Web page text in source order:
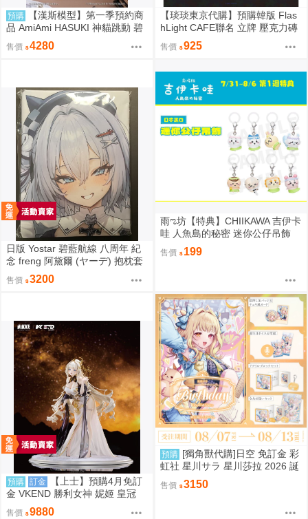
預購
【漢斯模型】第一季預約商
品 AmiAmi HASUKI 神貓跳動 碧
藍航線 聖路易斯 抱枕圖原畫 1/6
PVC
售價 4280
【琰琰東京代購】預購韓版 Flas
hLight CAFE聯名 立牌 壓克力磚
小卡 19R 明信片組 插圖卡組 收
藏冊 艾倫 有鎮
售價 925
日版 Yostar 碧藍航線 八周年 紀
念 freng 阿黛爾 (ヤーデ) 抱枕套
售價 3200
雨ಌ坊【特典】CHIIKAWA 吉伊卡
哇 人魚島的秘密 迷你公仔吊飾
（吉伊、小八、烏薩奇、小桃、
栗子、師傅、古本、獅薩）
售價 199
預購 訂金
【上士】預購4月免訂
金 VKEND 勝利女神 妮姬 皇冠
榮耀之花 1/4 附特典 1025
售價 9880
預購 [獨角獸代購]日空 免訂金 彩
虹社 星川サラ 星川莎拉 2026 誕
生日記念 套組 にじさんじ 預購
售價 3150